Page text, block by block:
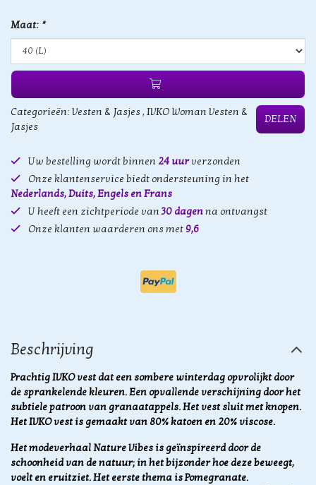
Maat: *
Categorieën: Vesten & Jasjes, IVKO Woman Vesten &
Jasjes
DELEN
Uw bestelling wordt binnen 24 uurverzonden
Onze klantenservice biedt ondersteuning in het
Nederlands, Duits, Engels en Frans
U heeft een zichtperiode van30 dagenna ontvangst
Onze klanten waarderen ons met 9,6
Beschrijving
Prachtig IVKO vest dat een sombere winterdag opvrolijkt door
de sprankelende kleuren. Een opvallende verschijning door het
subtiele patroon van granaatappels. Het vest sluit met knopen.
Het IVKO vest is gemaakt van 80% katoen en 20% viscose.
Het modeverhaal Nature Vibes is geïnspireerd door de
schoonheid van de natuur; in het bijzonder hoe deze beweegt,
voelt en eruitziet. Het eerste thema is Pomegranate.